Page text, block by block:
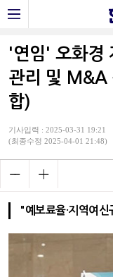
'연임' 오화경
관리 및 M&A
합)
기사입력 : 2025-03-31 19:21
(최종수정 2025-04-01 21:48)
"예보료율·지역여신